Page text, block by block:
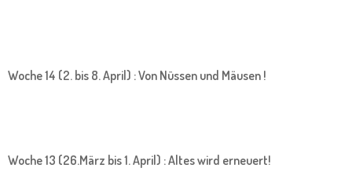
Woche 14 (2. bis 8. April) : Von Nüssen und Mäusen !
Woche 13 (26.März bis 1. April) : Altes wird erneuert!